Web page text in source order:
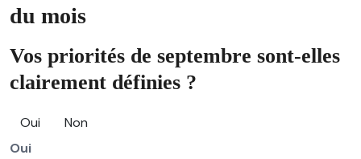
du mois
Vos priorités de septembre sont-elles
clairement définies ?
Oui
Non
Oui